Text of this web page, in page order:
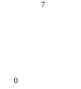
7
0